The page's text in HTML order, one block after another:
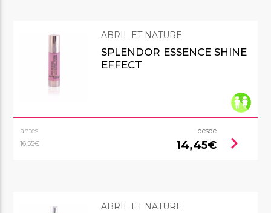
ABRIL ET NATURE
SPLENDOR ESSENCE SHINE
EFFECT
antes
16,55€
desde
14,45€ chevron_right
ABRIL ET NATURE